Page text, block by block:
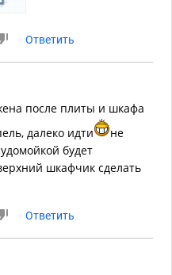
Ответить
после плиты и шкафа
далеко идти
не
будет
шкафчик сделать
Ответить